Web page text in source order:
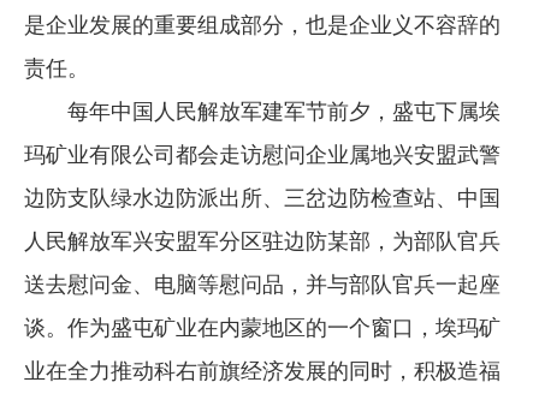
是企业发展的重要组成部分，也是企业义不容辞的
责任。
每年中国人民解放军建军节前夕，盛屯下属埃
玛矿业有限公司都会走访慰问企业属地兴安盟武警
边防支队绿水边防派出所、三岔边防检查站、中国
人民解放军兴安盟军分区驻边防某部，为部队官兵
送去慰问金、电脑等慰问品，并与部队官兵一起座
谈。作为盛屯矿业在内蒙地区的一个窗口，埃玛矿
业在全力推动科右前旗经济发展的同时，积极造福